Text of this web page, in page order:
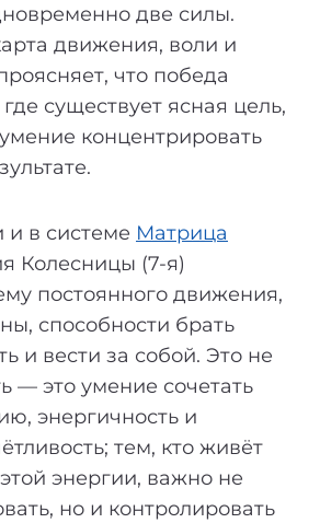
две силы.
движения, воли и
что победа
существует ясная цель,
концентрировать
и в системе Матрица
Колесницы (7-я)
постоянного движения,
способности брать
и вести за собой. Это не
— это умение сочетать
энергичность и
тем, кто живёт
энергии, важно не
но и контролировать